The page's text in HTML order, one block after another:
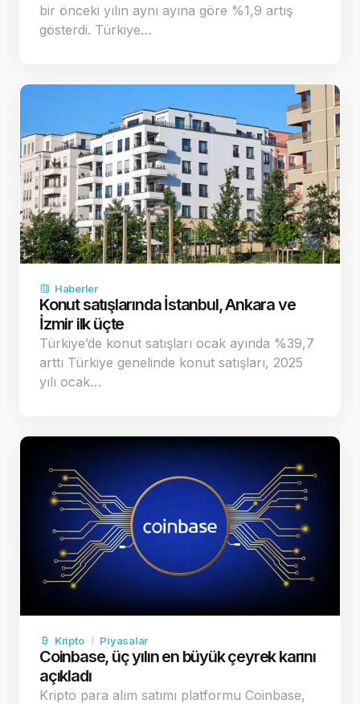
bir önceki yılın aynı ayına göre %1,9 artış
gösterdi. Türkiye…
Haberler
Konut satışlarında İstanbul, Ankara ve
İzmir ilk üçte
Türkiye’de konut satışları ocak ayında %39,7
arttı Türkiye genelinde konut satışları, 2025
yılı ocak…
Kripto Piyasalar
Coinbase, üç yılın en büyük çeyrek karını
açıkladı
Kripto para alım satımı platformu Coinbase,